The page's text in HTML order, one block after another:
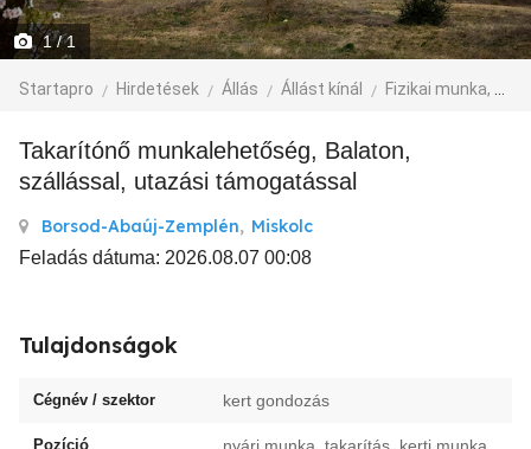
1/ 1
Startapro Hirdetések Állás Állást kínál Fizikai munka, segédmunka
Takarítónő munkalehetőség, Balaton,
szállással, utazási támogatással
Borsod-Abaúj-Zemplén, Miskolc
Feladás dátuma: 2026.08.07 00:08
Tulajdonságok
Cégnév / szektor kert gondozás
Pozíció